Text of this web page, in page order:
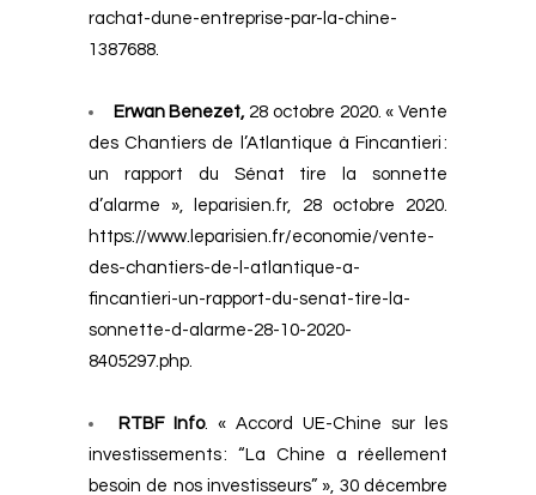
rachat-dune-entreprise-par-la-chine-
1387688.
Erwan Benezet,28 octobre 2020. « Vente
des Chantiers de l’Atlantique à Fincantieri :
un rapport du Sénat tire la sonnette
d’alarme », leparisien.fr, 28 octobre 2020.
https://www.leparisien.fr/economie/vente-
des-chantiers-de-l-atlantique-a-
fincantieri-un-rapport-du-senat-tire-la-
sonnette-d-alarme-28-10-2020-
8405297.php.
RTBF Info. « Accord UE-Chine sur les
investissements : “La Chine a réellement
besoin de nos investisseurs” », 30 décembre